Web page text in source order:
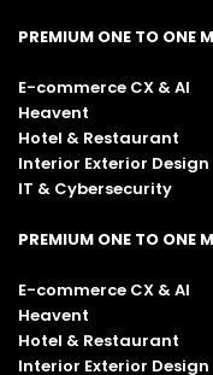
PREMIUM ONE TO ONE
E-commerce CX & AI
Heavent
Hotel & Restaurant
Interior Exterior Design
IT & Cybersecurity
PREMIUM ONE TO ONE
E-commerce CX & AI
Heavent
Hotel & Restaurant
Interior Exterior Design